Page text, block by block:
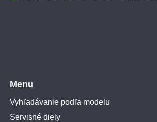
Menu
Vyhľadávanie podľa modelu
Servisné diely